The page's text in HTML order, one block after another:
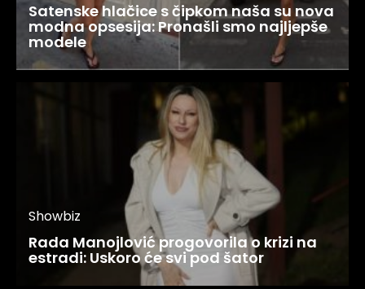
Satenske hlačice s čipkom naša su nova
modna opsesija: Pronašli smo najljepše
modele
Showbiz
Rada Manojlović progovorila o krizi na
estradi: Uskoro će svi pod šator